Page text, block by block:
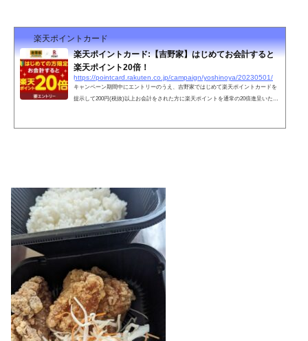
楽天ポイントカード
楽天ポイントカード:【吉野家】はじめてお会計すると
楽天ポイント20倍！
https://pointcard.rakuten.co.jp/campaign/yoshinoya/20230501/
キャンペーン期間中にエントリーのうえ、吉野家ではじめて楽天ポイントカードを
提示して200円(税抜)以上お会計をされた方に楽天ポイントを通常の20倍進呈いたし